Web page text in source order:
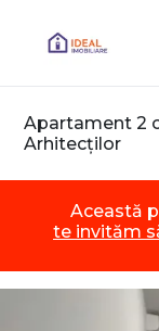
Apartament 2
Arhitecților
Această
te invităm